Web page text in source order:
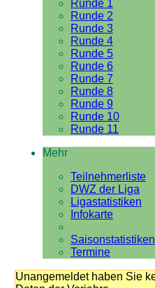
Runde 1
Runde 2
Runde 3
Runde 4
Runde 5
Runde 6
Runde 7
Runde 8
Runde 9
Runde 10
Runde 11
Mehr
Teilnehmerliste
DWZ der Liga
Ligastatistiken
Infokarte
Saisonstatistiken
Termine
Unangemeldet haben Sie